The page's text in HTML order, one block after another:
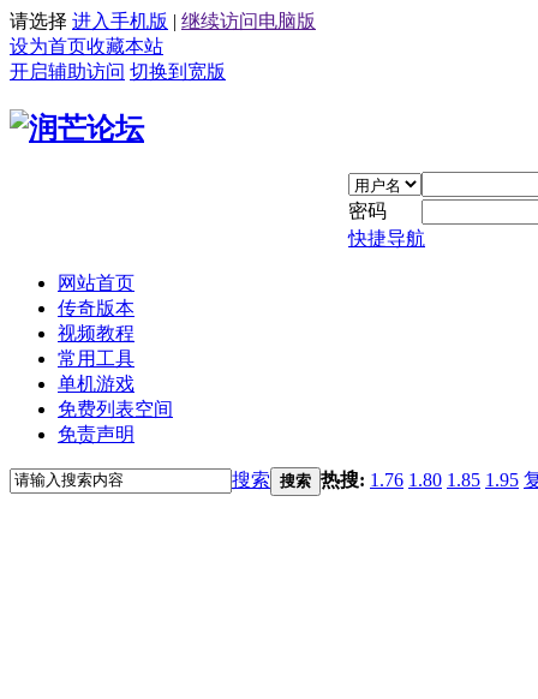
请选择 进入手机版 | 继续访问电脑版
设为首页收藏本站
开启辅助访问 切换到宽版
密码
快捷导航
网站首页
传奇版本
视频教程
常用工具
单机游戏
免费列表空间
免责声明
搜索 搜索 热搜: 1.76 1.80 1.85 1.95